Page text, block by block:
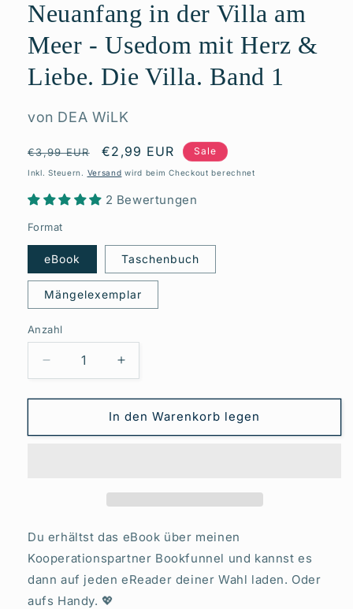
Modal
öffnen
Neuanfang in der Villa am
Meer - Usedom mit Herz &
Liebe. Die Villa. Band 1
von DEA WiLK
Normaler
Preis
€3,99 EUR Verkaufspreis
€2,99 EUR Sale
Inkl. Steuern. Versand wird beim Checkout berechnet
2 Bewertungen
Format
eBook Taschenbuch
Mängelexemplar
Anzahl
Anzahl
Verringere
die
Menge
Neuanfang
-
mit
Herz
&amp;
Erhöhe
die
Menge
für
Neuanfang
-
mit
Herz
In den Warenkorb legen
Du erhältst das eBook über meinen
Kooperationspartner Bookfunnel und kannst es
dann auf jeden eReader deiner Wahl laden. Oder
aufs Handy. 💖